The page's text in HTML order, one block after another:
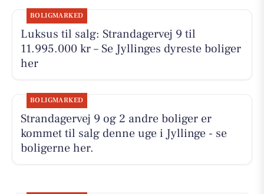
BOLIGMARKED
Luksus til salg: Strandagervej 9 til
11.995.000 kr – Se Jyllinges dyreste boliger
her
BOLIGMARKED
Strandagervej 9 og 2 andre boliger er
kommet til salg denne uge i Jyllinge - se
boligerne her.